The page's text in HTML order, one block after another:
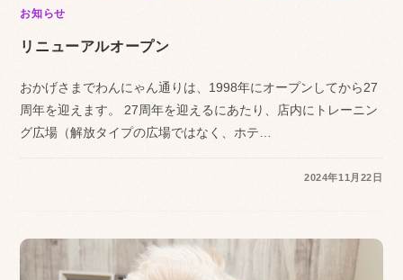
お知らせ
リニューアルオープン
おかげさまでわんにゃん通りは、1998年にオープンしてから27
周年を迎えます。 27周年を迎えるにあたり、店内にトレーニン
グ広場（解放タイプの広場ではなく、ホテ…
2024年11月22日